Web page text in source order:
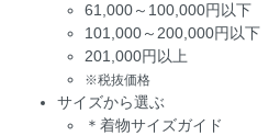
61,000～100,000円以下
101,000～200,000円以下
201,000円以上
※税抜価格
サイズから選ぶ
＊着物サイズガイド